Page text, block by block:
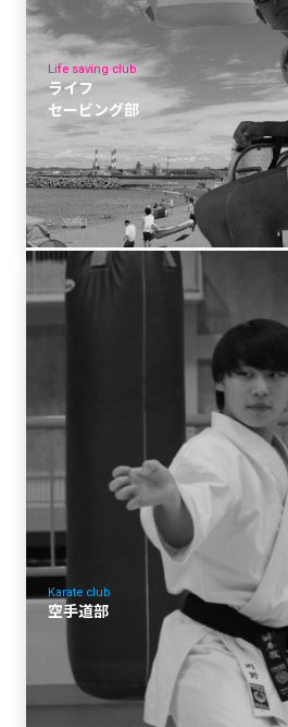
Life saving club
ライフ
セービング部
Karate club
空手道部